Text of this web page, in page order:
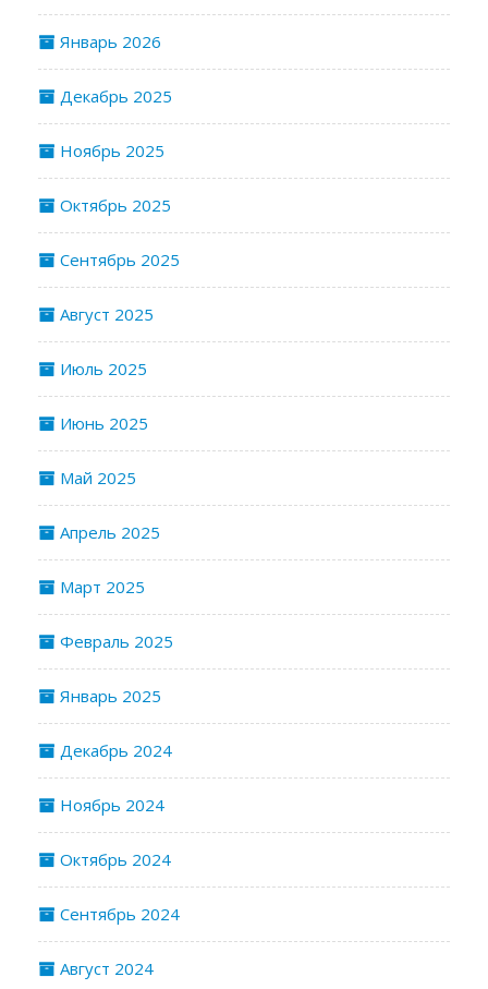
Январь 2026
Декабрь 2025
Ноябрь 2025
Октябрь 2025
Сентябрь 2025
Август 2025
Июль 2025
Июнь 2025
Май 2025
Апрель 2025
Март 2025
Февраль 2025
Январь 2025
Декабрь 2024
Ноябрь 2024
Октябрь 2024
Сентябрь 2024
Август 2024